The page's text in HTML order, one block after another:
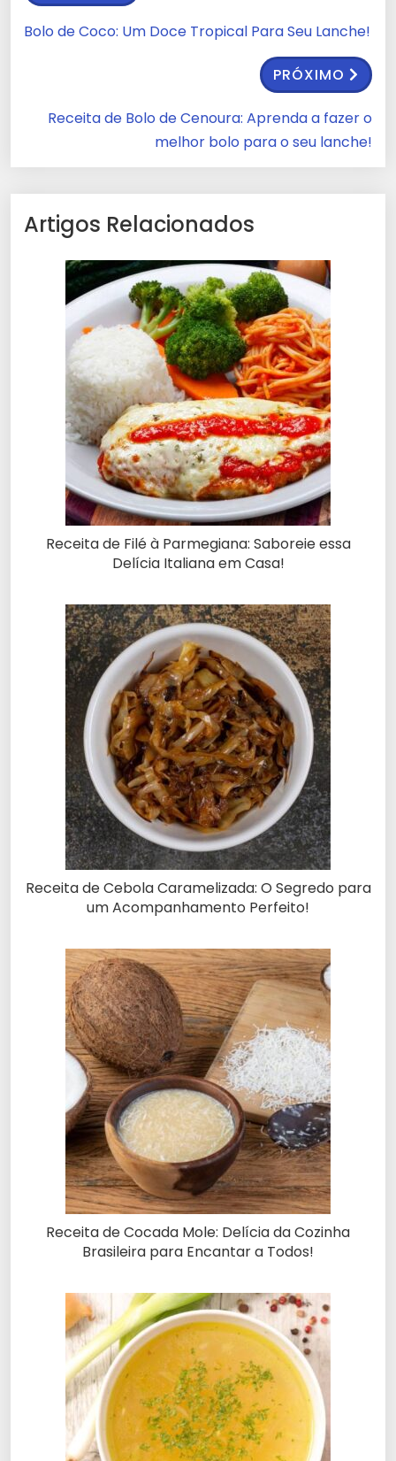
Bolo de Coco: Um Doce Tropical Para Seu Lanche!
PRÓXIMO
Receita de Bolo de Cenoura: Aprenda a fazer o
melhor bolo para o seu lanche!
Artigos Relacionados
Receita de Filé à Parmegiana: Saboreie essa
Delícia Italiana em Casa!
Receita de Cebola Caramelizada: O Segredo para
um Acompanhamento Perfeito!
Receita de Cocada Mole: Delícia da Cozinha
Brasileira para Encantar a Todos!